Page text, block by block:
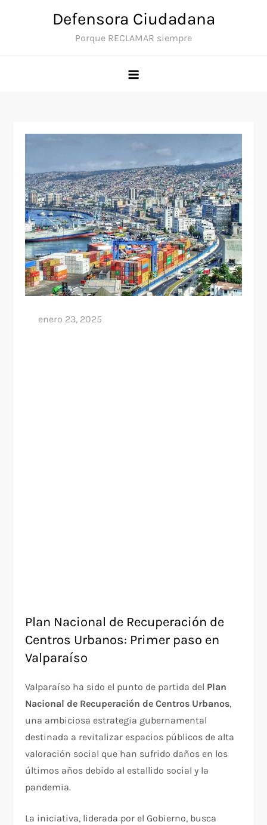
Defensora Ciudadana
Porque RECLAMAR siempre
Plan Nacional de Recuperación de
Centros Urbanos: Primer paso en
Valparaíso
Valparaíso ha sido el punto de partida del Plan
Nacional de Recuperación de Centros Urbanos,
una ambiciosa estrategia gubernamental
destinada a revitalizar espacios públicos de alta
valoración social que han sufrido daños en los
últimos años debido al estallido social y la
pandemia.
La iniciativa, liderada por el Gobierno, busca